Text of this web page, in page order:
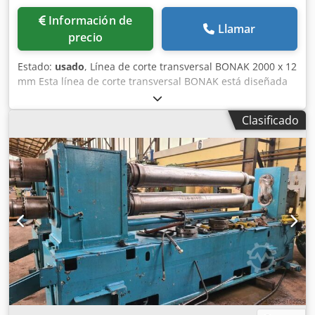
Información de
precio
Llamar
Estado: usado, Línea de corte transversal BONAK 2000 x 12
mm Esta línea de corte transversal BONAK está diseñada
para el procesamiento de bobinas de acero laminado en
caliente con alta fiabilidad y precisión. Construida para
aplicaciones industriales exigentes, esta CTL es capaz de
procesar material de hasta 12 mm de espesor y anchos de
hasta 2060 mm. Fabricada por el reconocido constructor
español BONAK, la línea se encuentra actualmente en
funcionamiento. Especificaciones técnicas - Fabricante:
BONAK (España) - Modelo: 2000 x 12 mm - Ancho de fleje:
650 – 2060 mm - Espesor de fleje: 3 – 12 mm - Peso máximo
de la bobina: 20 toneladas - Material: Acero laminado en
caliente - Resistencia a la tracción del material: 40 – 45
Kg/mm² - Velocidad de trabajo máxima: 25 m/min - Sentido
de trabajo: De izquierda a derecha Alcance de suministro
La línea completa incluye: - Carro de carga de 20 toneladas
- Devanadora de doble cono - Sistema automático de
Clasificado